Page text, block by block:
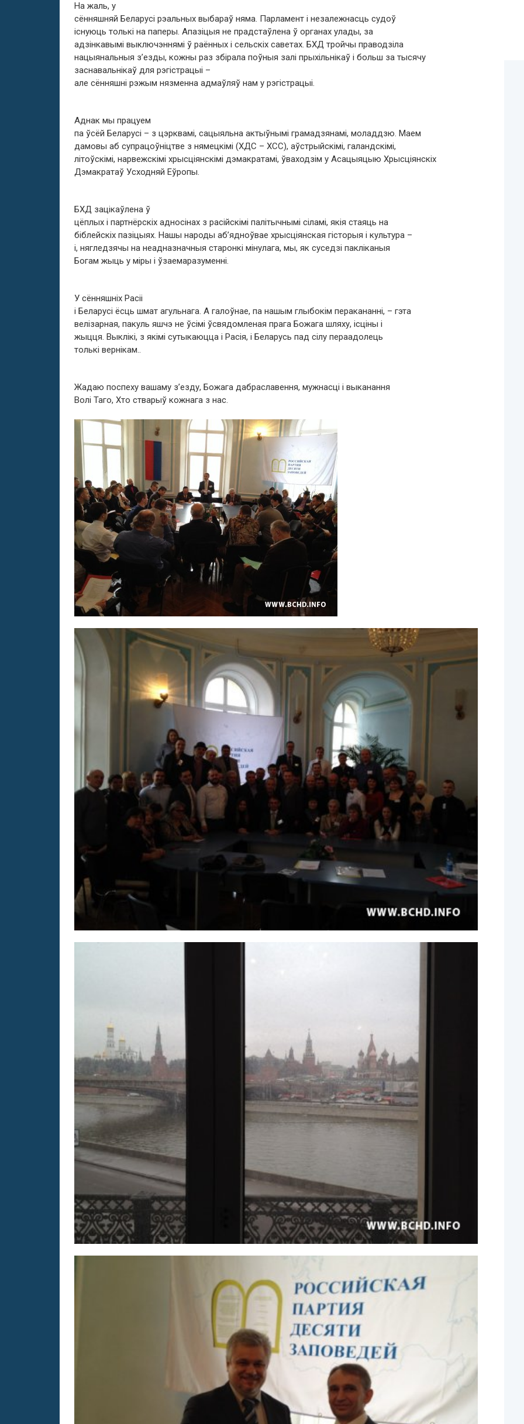
На жаль, у
сённяшняй Беларусі рэальных выбараў няма. Парламент і незалежнасць судоў
існуюць толькі на паперы. Апазіцыя не прадстаўлена ў органах улады, за
адзінкавымі выключэннямі ў раённых і сельскіх саветах. БХД тройчы праводзіла
нацыянальныя з’езды, кожны раз збірала поўныя залі прыхільнікаў і больш за тысячу
заснавальнікаў для рэгістрацыі –
але сённяшні рэжым нязменна адмаўляў нам у рэгістрацыі.
Аднак мы працуем
па ўсёй Беларусі – з цэрквамі, сацыяльна актыўнымі грамадзянамі, моладдзю. Маем
дамовы аб супрацоўніцтве з нямецкімі (ХДС – ХСС), аўстрыйскімі, галандскімі,
літоўскімі, нарвежскімі хрысціянскімі дэмакратамі, ўваходзім у Асацыяцыю Хрысціянскіх
Дэмакратаў Усходняй Еўропы.
БХД зацікаўлена ў
цёплых і партнёрскіх адносінах з расійскімі палітычнымі сіламі, якія стаяць на
біблейскіх пазіцыях. Нашы народы аб’ядноўвае хрысціянская гісторыя і культура –
і, нягледзячы на неадназначныя старонкі мінулага, мы, як суседзі пакліканыя
Богам жыць у міры і ўзаемаразуменні.
У сённяшніх Расіі
і Беларусі ёсць шмат агульнага. А галоўнае, па нашым глыбокім перакананні, – гэта
велізарная, пакуль яшчэ не ўсімі ўсвядомленая прага Божага шляху, ісціны і
жыцця. Выклікі, з якімі сутыкаюцца і Расія, і Беларусь пад сілу пераадолець
толькі вернікам..
Жадаю поспеху вашаму з’езду, Божага дабраславення, мужнасці і выканання
Волі Таго, Хто стварыў кожнага з нас.